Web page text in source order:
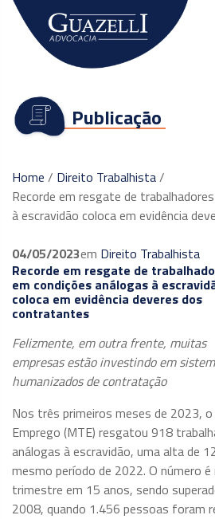
Publicação
Home / Direito Trabalhista/
Recorde em resgate de
à escravidão coloca em evidência
04/05/2023em Direito Trabalhista
Recorde em resgate de
em condições análogas à
coloca em evidência deveres dos
contratantes
Felizmente, em outra frente, muitas
empresas estão investindo em
humanizados de contratação
Nos três primeiros meses de 2023,
Emprego (MTE) resgatou 918
análogas à escravidão, uma alta de
mesmo período de 2022. O número é
trimestre em 15 anos, sendo
2008, quando 1.456 pessoas foram